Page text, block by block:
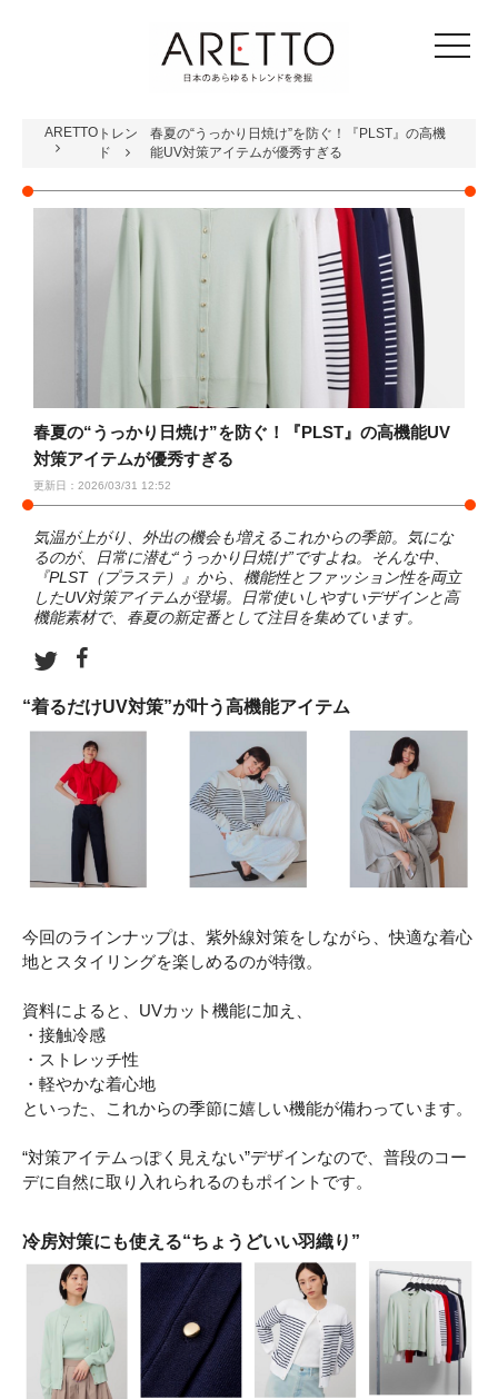
toggle
ARETTO トレン
ド
春夏の“うっかり日焼け”を防ぐ！『PLST』の高機
能UV対策アイテムが優秀すぎる
春夏の“うっかり日焼け”を防ぐ！『PLST』の高機能UV
対策アイテムが優秀すぎる
更新日：2026/03/31 12:52
気温が上がり、外出の機会も増えるこれからの季節。気にな
るのが、日常に潜む“うっかり日焼け”ですよね。そんな中、
『PLST（プラステ）』から、機能性とファッション性を両立
したUV対策アイテムが登場。日常使いしやすいデザインと高
機能素材で、春夏の新定番として注目を集めています。
“着るだけUV対策”が叶う高機能アイテム
今回のラインナップは、紫外線対策をしながら、快適な着心
地とスタイリングを楽しめるのが特徴。
資料によると、UVカット機能に加え、
・接触冷感
・ストレッチ性
・軽やかな着心地
といった、これからの季節に嬉しい機能が備わっています。
“対策アイテムっぽく見えない”デザインなので、普段のコー
デに自然に取り入れられるのもポイントです。
冷房対策にも使える“ちょうどいい羽織り”